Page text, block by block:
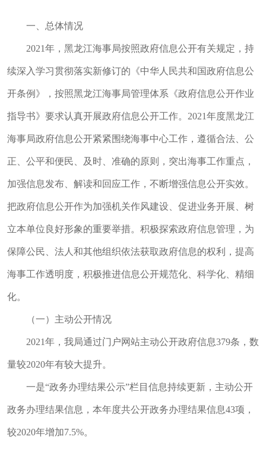
一、总体情况
2021年，黑龙江海事局按照政府信息公开有关规定，持
续深入学习贯彻落实新修订的《中华人民共和国政府信息公
开条例》，按照黑龙江海事局管理体系《政府信息公开作业
指导书》要求认真开展政府信息公开工作。2021年度黑龙江
海事局政府信息公开紧紧围绕海事中心工作，遵循合法、公
正、公平和便民、及时、准确的原则，突出海事工作重点，
加强信息发布、解读和回应工作，不断增强信息公开实效。
把政府信息公开作为加强机关作风建设、促进业务开展、树
立本单位良好形象的重要举措。积极探索政府信息管理，为
保障公民、法人和其他组织依法获取政府信息的权利，提高
海事工作透明度，积极推进信息公开规范化、科学化、精细
化。
（一）主动公开情况
2021年，我局通过门户网站主动公开政府信息379条，数
量较2020年有较大提升。
一是“政务办理结果公示”栏目信息持续更新，主动公开
政务办理结果信息，本年度共公开政务办理结果信息43项，
较2020年增加7.5%。